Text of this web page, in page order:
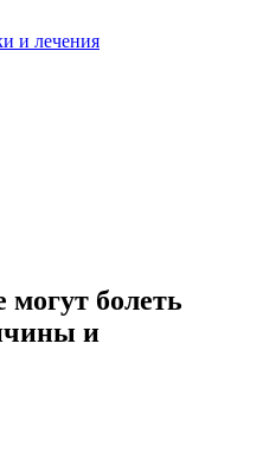
и лечения
болеть
и